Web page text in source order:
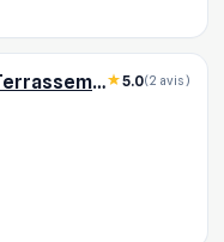
Thilmont Démolition Terrassement 5.0(2 avis)